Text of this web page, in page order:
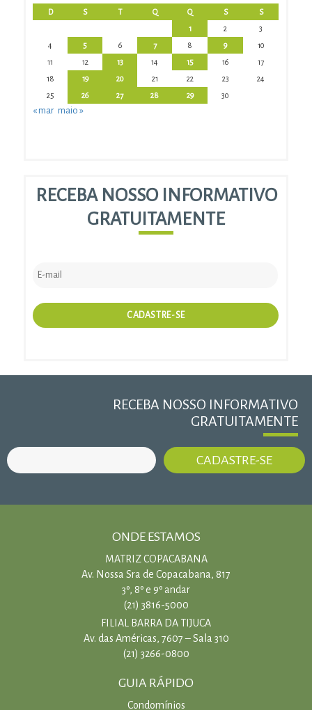
D S T Q Q S
S
1
2
3
4
5 6 7 8 9
10
11
12 13 14 15 16
17
18
19 20 21 22 23
24
25
26 27 28 29 30
« mar maio »
RECEBA NOSSO INFORMATIVO
GRATUITAMENTE
RECEBA NOSSO INFORMATIVO
GRATUITAMENTE
ONDE ESTAMOS
MATRIZ COPACABANA
Av. Nossa Sra de Copacabana, 817
3º, 8º e 9º andar
(21) 3816-5000
FILIAL BARRA DA TIJUCA
Av. das Américas, 7607 – Sala 310
(21) 3266-0800
GUIA RÁPIDO
Condomínios